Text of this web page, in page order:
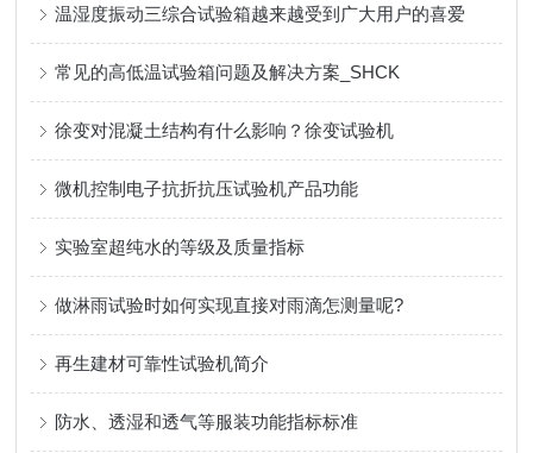
温湿度振动三综合试验箱越来越受到广大用户的喜爱
常见的高低温试验箱问题及解决方案_SHCK
徐变对混凝土结构有什么影响？徐变试验机
微机控制电子抗折抗压试验机产品功能
实验室超纯水的等级及质量指标
做淋雨试验时如何实现直接对雨滴怎测量呢?
再生建材可靠性试验机简介
防水、透湿和透气等服装功能指标标准